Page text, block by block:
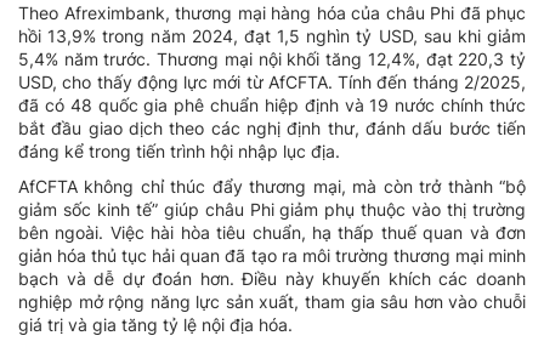
Theo Afreximbank, thương mại hàng hóa của châu Phi đã phục
hồi 13,9% trong năm 2024, đạt 1,5 nghìn tỷ USD, sau khi giảm
5,4% năm trước. Thương mại nội khối tăng 12,4%, đạt 220,3 tỷ
USD, cho thấy động lực mới từ AfCFTA. Tính đến tháng 2/2025,
đã có 48 quốc gia phê chuẩn hiệp định và 19 nước chính thức
bắt đầu giao dịch theo các nghị định thư, đánh dấu bước tiến
đáng kể trong tiến trình hội nhập lục địa.
AfCFTA không chỉ thúc đẩy thương mại, mà còn trở thành “bộ
giảm sốc kinh tế” giúp châu Phi giảm phụ thuộc vào thị trường
bên ngoài. Việc hài hòa tiêu chuẩn, hạ thấp thuế quan và đơn
giản hóa thủ tục hải quan đã tạo ra môi trường thương mại minh
bạch và dễ dự đoán hơn. Điều này khuyến khích các doanh
nghiệp mở rộng năng lực sản xuất, tham gia sâu hơn vào chuỗi
giá trị và gia tăng tỷ lệ nội địa hóa.